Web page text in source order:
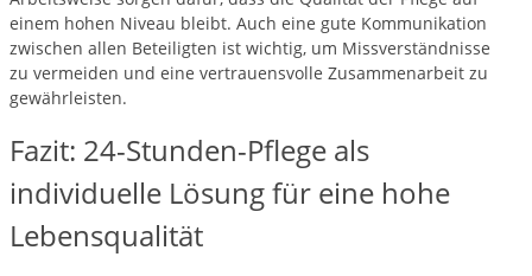
einem hohen Niveau bleibt. Auch eine gute Kommunikation
zwischen allen Beteiligten ist wichtig, um Missverständnisse
zu vermeiden und eine vertrauensvolle Zusammenarbeit zu
gewährleisten.
Fazit: 24-Stunden-Pflege als
individuelle Lösung für eine hohe
Lebensqualität